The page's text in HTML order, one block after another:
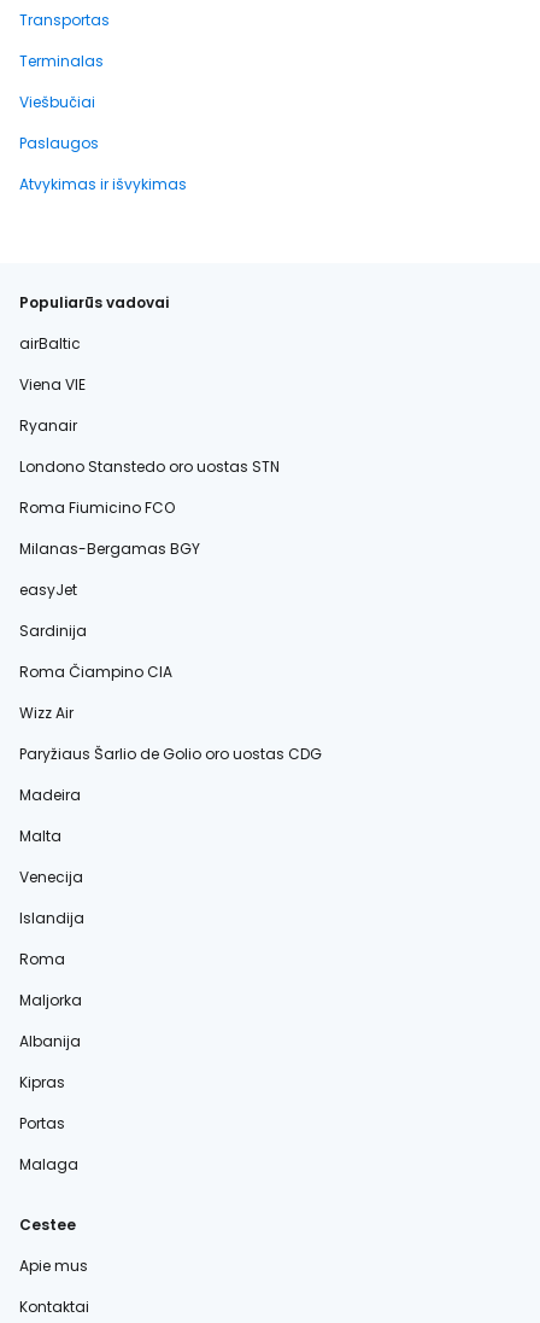
Transportas
Terminalas
Viešbučiai
Paslaugos
Atvykimas ir išvykimas
Populiarūs vadovai
airBaltic
Viena VIE
Ryanair
Londono Stanstedo oro uostas STN
Roma Fiumicino FCO
Milanas-Bergamas BGY
easyJet
Sardinija
Roma Čiampino CIA
Wizz Air
Paryžiaus Šarlio de Golio oro uostas CDG
Madeira
Malta
Venecija
Islandija
Roma
Maljorka
Albanija
Kipras
Portas
Malaga
Cestee
Apie mus
Kontaktai